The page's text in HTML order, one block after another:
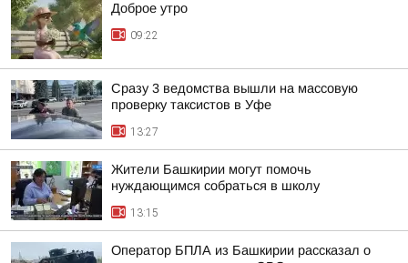
Доброе утро
09:22
Сразу 3 ведомства вышли на массовую
проверку таксистов в Уфе
13:27
Жители Башкирии могут помочь
нуждающимся собраться в школу
13:15
Оператор БПЛА из Башкирии рассказал о